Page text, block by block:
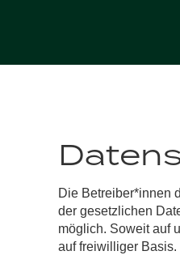
Die Betreiber*innen
der gesetzlichen
möglich. Soweit auf
auf freiwilliger